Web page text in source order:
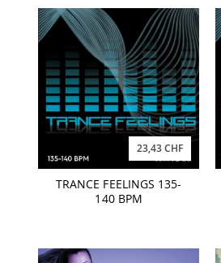
23,43 CHF
TRANCE FEELINGS 135-
140 BPM